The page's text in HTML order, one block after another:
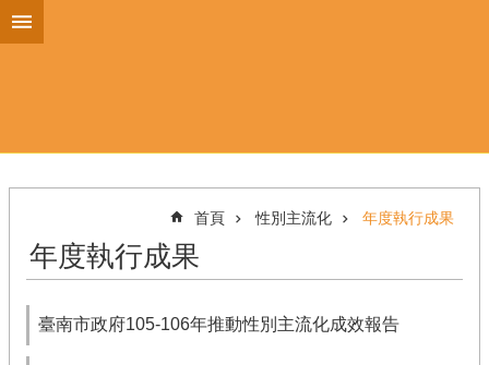
跳到主要內容區塊
首頁 性別主流化 年度執行成果
年度執行成果
臺南市政府105-106年推動性別主流化成效報告